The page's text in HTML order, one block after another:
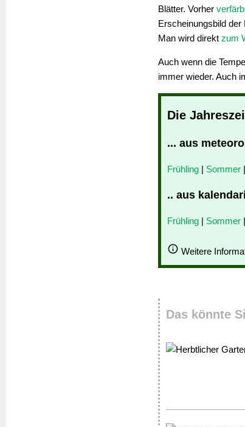
Blätter. Vorher
Erscheinungsbild der
Man wird direkt zum
Auch wenn die
immer wieder. Auch
Die
... aus
Frühling | Sommer
.. aus
Frühling | Sommer |
Weitere
Das könnte